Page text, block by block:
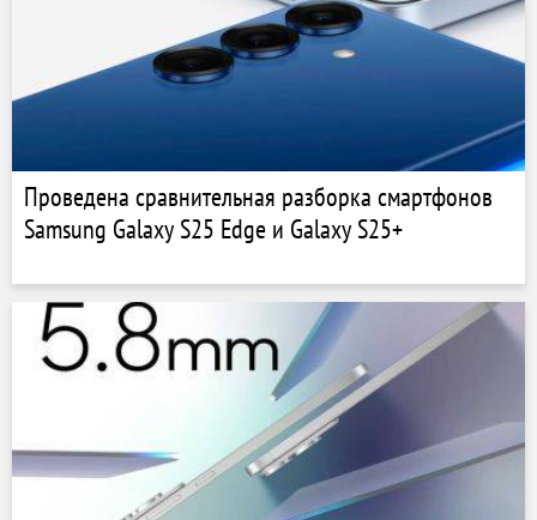
Проведена сравнительная разборка смартфонов
Samsung Galaxy S25 Edge и Galaxy S25+